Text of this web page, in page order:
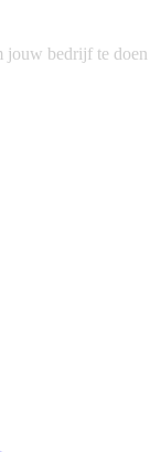
jouw bedrijf te doen